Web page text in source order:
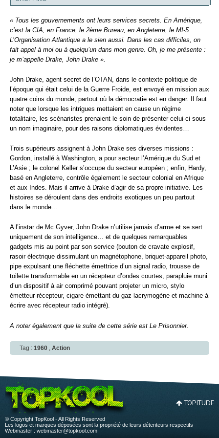
« Tous les gouvernements ont leurs services secrets. En Amérique,
c’est la CIA, en France, le 2ème Bureau, en Angleterre, le MI-5.
L’Organisation Atlantique a le sien aussi. Dans les cas difficiles, on
fait appel à moi ou à quelqu’un dans mon genre. Oh, je me présente :
je m’appelle Drake, John Drake ».
John Drake, agent secret de l’OTAN, dans le contexte politique de
l’époque qui était celui de la Guerre Froide, est envoyé en mission aux
quatre coins du monde, partout où la démocratie est en danger. Il faut
noter que lorsque les intrigues mettaient en cause un régime
totalitaire, les scénaristes prenaient le soin de présenter celui-ci sous
un nom imaginaire, pour des raisons diplomatiques évidentes…
Trois supérieurs assignent à John Drake ses diverses missions :
Gordon, installé à Washington, a pour secteur l’Amérique du Sud et
L’Asie ; le colonel Keller s’occupe du secteur européen ; enfin, Hardy,
basé en Angleterre, contrôle également le secteur colonial en Afrique
et aux Indes. Mais il arrive à Drake d’agir de sa propre initiative. Les
histoires se déroulent dans des endroits exotiques un peu partout
dans le monde…
A l’instar de Mc Gyver, John Drake n’utilise jamais d’arme et se sert
uniquement de son intelligence… et de quelques remarquables
gadgets mis au point par son service (bouton de cravate explosif,
rasoir électrique dissimulant un magnétophone, briquet-appareil photo,
pipe expulsant une fléchette émettrice d’un signal radio, trousse de
toilette transformable en un récepteur d’ondes courtes, parapluie muni
d’un dispositif à air comprimé pouvant projeter un micro, stylo
émetteur-récepteur, cigare émettant du gaz lacrymogène et machine à
écrire avec récepteur radio intégré).
A noter également que la suite de cette série est Le Prisonnier.
Tag : 1960 Action
TOPITUDE
© Copyright TopKool - All Rights Reserved
Les logos et marques déposées sont la propriété de leurs détenteurs respectifs
Webmaster : webmaster@topkool.com